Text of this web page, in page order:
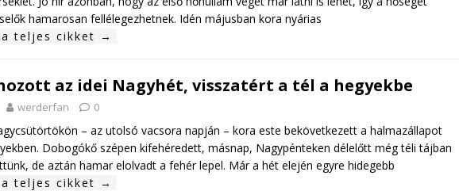
hamarosan fellélegezhetnek. Idén májusban kora nyárias
a teljes cikket →
az idei Nagyhét, visszatért a tél a hegyekbe
werderfan 0
– az utolsó vacsora napján – kora este bekövetkezett a halmazállapot
Dobogókő szépen kifehéredett, másnap, Nagypénteken délelőtt még téli tájban
de aztán hamar elolvadt a fehér lepel. Már a hét elején egyre hidegebb
a teljes cikket →